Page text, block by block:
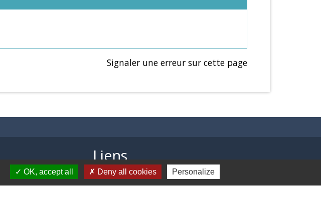
Signaler une erreur sur cette page
Liens
Mâconnais Beaujolais Agglomération
Département Saône Et Loire
OK, accept all Deny all cookies Personalize